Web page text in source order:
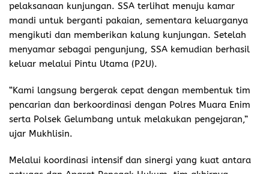
pelaksanaan kunjungan. SSA terlihat menuju kamar
mandi untuk berganti pakaian, sementara keluarganya
mengikuti dan memberikan kalung kunjungan. Setelah
menyamar sebagai pengunjung, SSA kemudian berhasil
keluar melalui Pintu Utama (P2U).
“Kami langsung bergerak cepat dengan membentuk tim
pencarian dan berkoordinasi dengan Polres Muara Enim
serta Polsek Gelumbang untuk melakukan pengejaran,”
ujar Mukhlisin.
Melalui koordinasi intensif dan sinergi yang kuat antara